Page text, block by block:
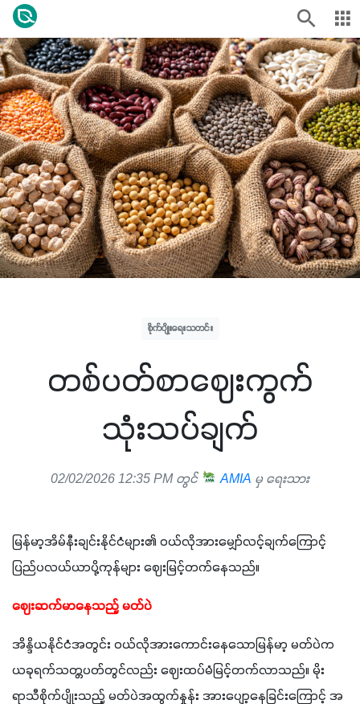
စိုက်ပျိုးရေးသတင်း
တစ်ပတ်စာဈေးကွက်
သုံးသပ်ချက်
02/02/2026 12:35 PM တွင် AMIA မှ ရေးသား
မြန်မာ့အိမ်နီးချင်းနိုင်ငံများ၏ ၀ယ်လိုအားမျှော်လင့်ချက်ကြောင့်
ပြည်ပလယ်ယာပို့ကုန်များ ဈေးမြင့်တက်နေသည်။
ဈေးဆက်မာနေသည့် မတ်ပဲ
အိန္ဒိယနိုင်ငံအတွင်း ၀ယ်လိုအားကောင်းနေသောမြန်မာ့ မတ်ပဲက
ယခုရက်သတ္တပတ်တွင်လည်း ဈေးထပ်မံမြင့်တက်လာသည်။ မိုး
ရာသီစိုက်ပျိုးသည့် မတ်ပဲအထွက်နှုန်း အားပျော့နေခြင်းကြောင့် အ